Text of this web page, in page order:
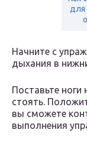
для
Начните с
дыхания в
Поставьте
стоять.
вы сможете
выполнения